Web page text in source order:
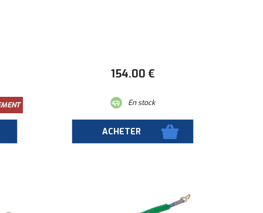
154.00 €
En stock